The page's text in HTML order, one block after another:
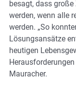
besagt, dass
werden, wenn alle
werden. „So
Lösungsansätze
heutigen
Mauracher.